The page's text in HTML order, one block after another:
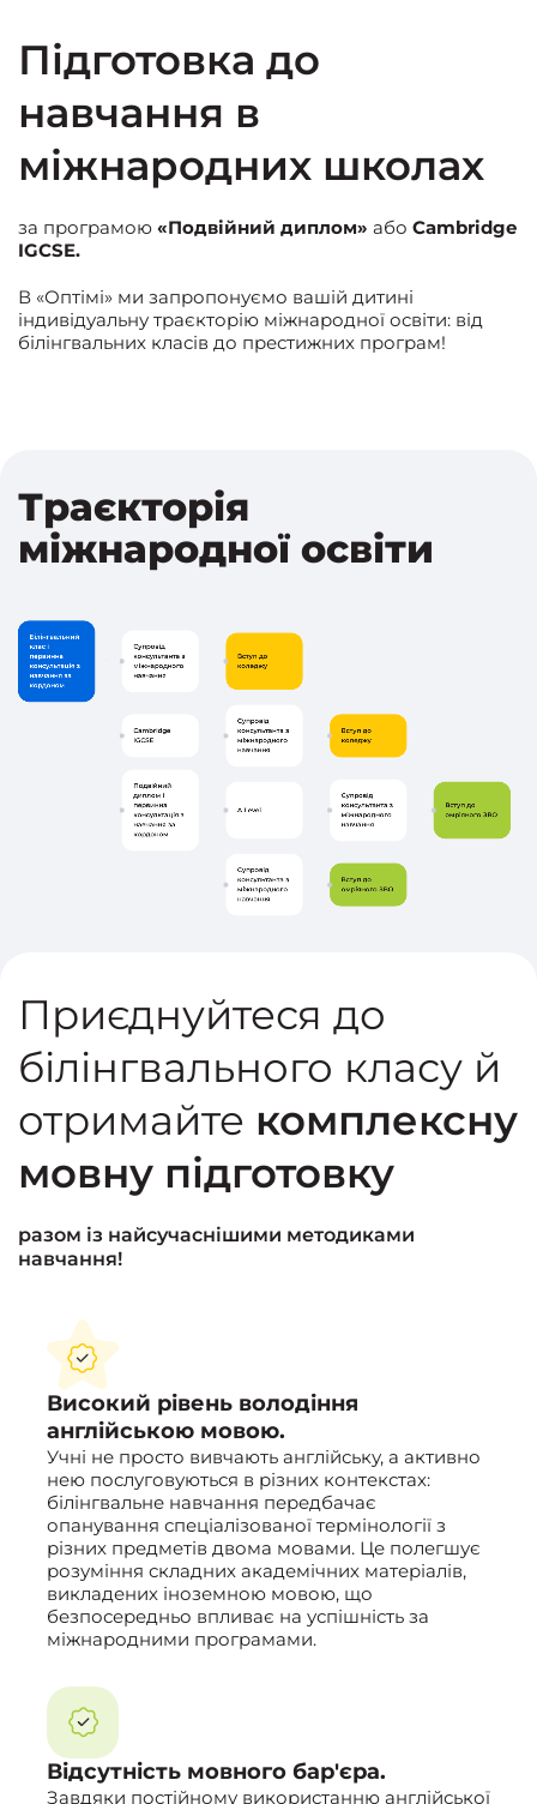
Підготовка до
навчання в
міжнародних школах
за програмою «Подвійний диплом» або Cambridge
IGCSE.
В «Оптімі» ми запропонуємо вашій дитині
індивідуальну траєкторію міжнародної освіти: від
білінгвальних класів до престижних програм!
Траєкторія
міжнародної освіти
Білінгвальний
клас і
первинна
консультація з
навчання за
кордоном
Супровід
консультанта з
міжнародного
навчання
Cambridge
IGCSE
Подвійний
диплом і
первинна
консультація з
навчання за
кордоном
Вступ до
коледжу
Супровід
консультанта з
міжнародного
навчання
A Level
Супровід
консультанта з
міжнародного
навчання
Вступ до
коледжу
Супровід
консультанта з
міжнародного
навчання
Вступ до
омріяного ЗВО
Вступ до
омріяного ЗВО
Приєднуйтеся до
білінгвального класу й
отримайте комплексну
мовну підготовку
разом із найсучаснішими методиками
навчання!
Високий рівень володіння
англійською мовою.
Учні не просто вивчають англійську, а активно
нею послуговуються в різних контекстах:
білінгвальне навчання передбачає
опанування спеціалізованої термінології з
різних предметів двома мовами. Це полегшує
розуміння складних академічних матеріалів,
викладених іноземною мовою, що
безпосередньо впливає на успішність за
міжнародними програмами.
Відсутність мовного бар'єра.
Завдяки постійному використанню англійської